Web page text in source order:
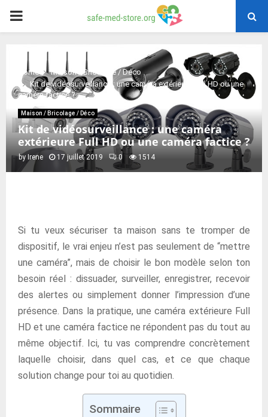
PRIMARY
MENU
Home
Maison / Bricolage / Déco
Kit de vidéosurveillance : une caméra extérieure Full HD ou une
caméra factice ?
Maison / Bricolage / Déco
Kit de vidéosurveillance : une caméra
extérieure Full HD ou une caméra factice ?
by Irene 17 juillet 2019 0 1514
Si tu veux sécuriser ta maison sans te tromper de
dispositif, le vrai enjeu n’est pas seulement de “mettre
une caméra”, mais de choisir le bon modèle selon ton
besoin réel : dissuader, surveiller, enregistrer, recevoir
des alertes ou simplement donner l’impression d’une
présence. Dans la pratique, une caméra extérieure Full
HD et une caméra factice ne répondent pas du tout au
même objectif. Ici, tu vas comprendre concrètement
laquelle choisir, dans quel cas, et ce que chaque
solution change pour toi au quotidien.
Sommaire